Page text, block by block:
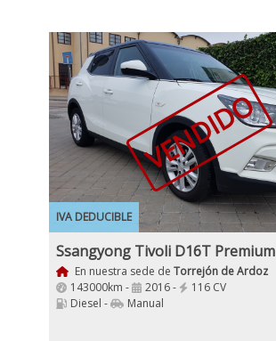
IVA DEDUCIBLE
VENDIDO
Ssangyong Tivoli D16T Premium
En nuestra sede de Torrejón de Ardoz
143000km -
2016 -
116 CV
Diesel -
Manual